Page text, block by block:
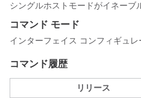
シングルホストモードがイネーブ
コマンド モード
インターフェイス コンフィギュレ
コマンド履歴
リリース